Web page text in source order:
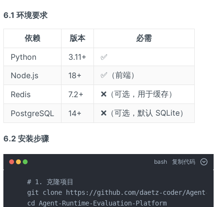
6.1 环境要求
依赖 版本
必需
Python
3.11+
✅
Node.js
18+
✅（前端）
Redis
7.2+
❌（可选，用于缓存）
PostgreSQL
14+ ❌（可选，默认 SQLite）
6.2 安装步骤
bash 复制代码
# 1. 克隆项目
git clone https://github.com/daetz-coder/Agent-
cd Agent-Runtime-Evaluation-Platform